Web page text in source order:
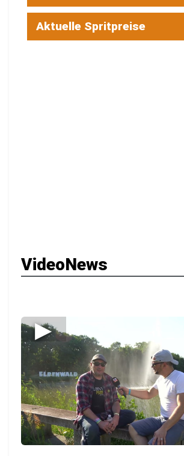
Aktuelle Spritpreise
VideoNews
▶